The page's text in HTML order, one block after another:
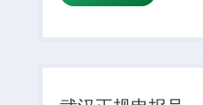
水溶性：是适用掺量：8